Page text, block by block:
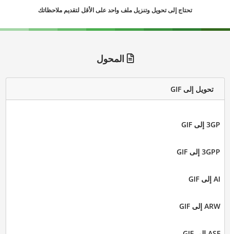
تحتاج إلى تحويل وتنزيل ملف واحد على الأقل لتقديم ملاحظاتك
المحول
تحويل إلى GIF
3GP إلى GIF
3GPP إلى GIF
AI إلى GIF
ARW إلى GIF